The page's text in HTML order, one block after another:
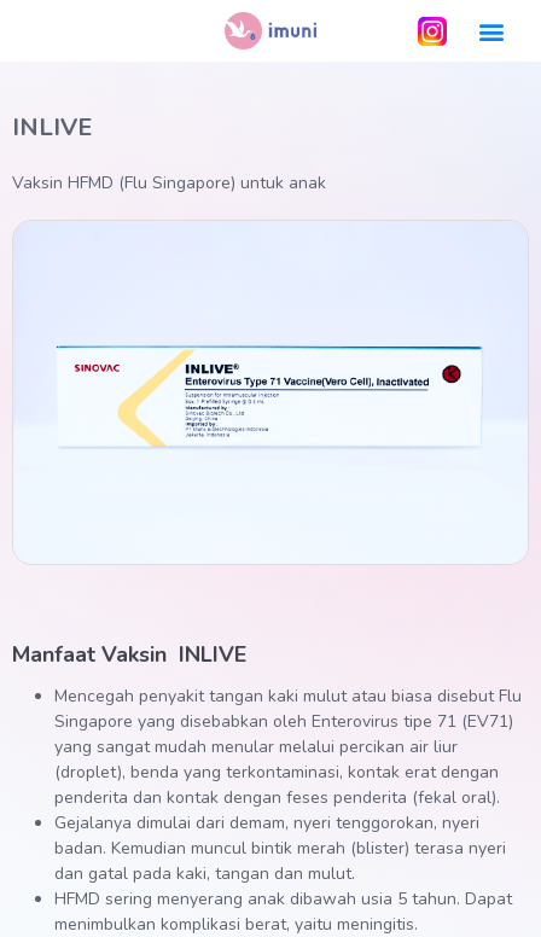
INLIVE
Vaksin HFMD (Flu Singapore) untuk anak
Manfaat Vaksin INLIVE
Mencegah penyakit tangan kaki mulut atau biasa disebut Flu
Singapore yang disebabkan oleh Enterovirus tipe 71 (EV71)
yang sangat mudah menular melalui percikan air liur
(droplet), benda yang terkontaminasi, kontak erat dengan
penderita dan kontak dengan feses penderita (fekal oral).
Gejalanya dimulai dari demam, nyeri tenggorokan, nyeri
badan. Kemudian muncul bintik merah (blister) terasa nyeri
dan gatal pada kaki, tangan dan mulut.
HFMD sering menyerang anak dibawah usia 5 tahun. Dapat
menimbulkan komplikasi berat, yaitu meningitis.